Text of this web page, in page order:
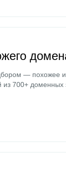
— похожее
700+ доменных